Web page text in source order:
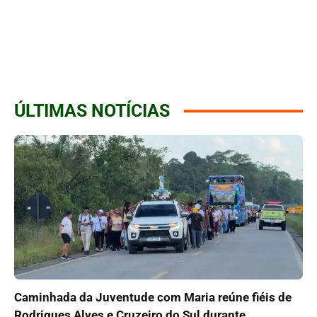
ÚLTIMAS NOTÍCIAS
Caminhada da Juventude com Maria reúne fiéis de